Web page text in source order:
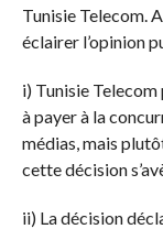
Tunisie Telecom.
éclairer l’opinion
i) Tunisie Telecom
à payer à la
médias, mais
cette décision
ii) La décision